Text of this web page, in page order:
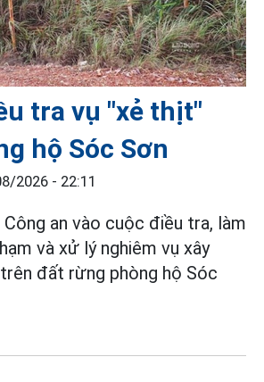
tra vụ "xẻ thịt"
hộ Sóc Sơn
2026 - 22:11
Công an vào cuộc điều tra, làm
và xử lý nghiêm vụ xây
đất rừng phòng hộ Sóc